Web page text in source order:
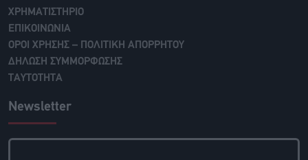
ΧΡΗΜΑΤΙΣΤΗΡΙΟ
ΕΠΙΚΟΙΝΩΝΙΑ
ΟΡΟΙ ΧΡΗΣΗΣ – ΠΟΛΙΤΙΚΗ ΑΠΟΡΡΗΤΟΥ
ΔΗΛΩΣΗ ΣΥΜΜΟΡΦΩΣΗΣ
ΤΑΥΤΟΤΗΤΑ
Newsletter